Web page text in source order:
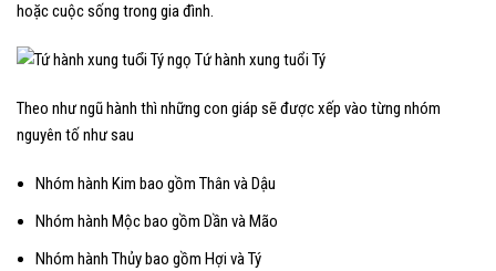
hoặc cuộc sống trong gia đình.
Theo như ngũ hành thì những con giáp sẽ được xếp vào từng nhóm
nguyên tố như sau
Nhóm hành Kim bao gồm Thân và Dậu
Nhóm hành Mộc bao gồm Dần và Mão
Nhóm hành Thủy bao gồm Hợi và Tý